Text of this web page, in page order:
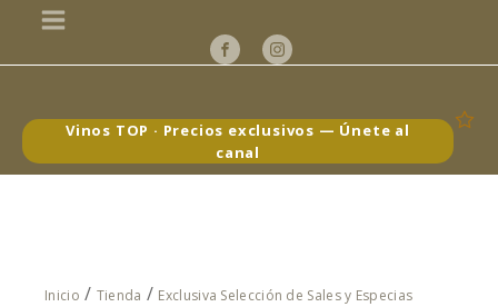
Vinos TOP · Precios exclusivos — Únete al
canal
Inicio / Tienda / Exclusiva Selección de Sales y Especias